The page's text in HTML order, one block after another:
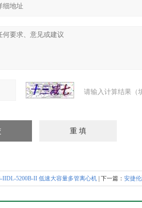
请输入计算结果（
IIDL-5200B-II 低速大容量多管离心机 | 下一篇： 安捷